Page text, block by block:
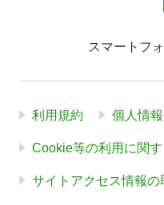
スマートフ
利用規約 個人情
Cookie等の利用に関
サイトアクセス情報の